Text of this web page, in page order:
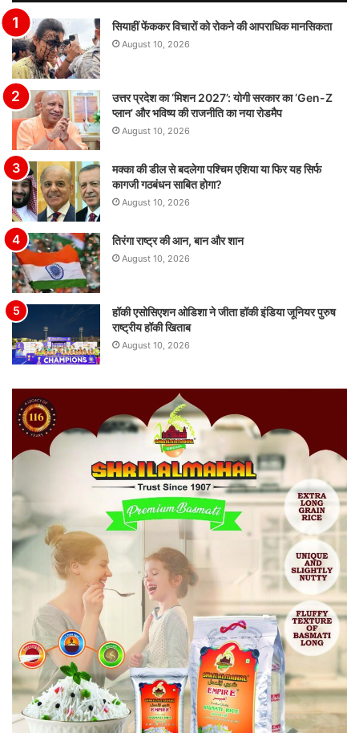
सियाहीं फेंककर विचारों को रोकने की आपराधिक मानसिकता
August 10, 2026
उत्तर प्रदेश का ‘मिशन 2027’: योगी सरकार का ‘Gen-Z
प्लान’ और भविष्य की राजनीति का नया रोडमैप
August 10, 2026
मक्का की डील से बदलेगा पश्चिम एशिया या फिर यह सिर्फ
कागजी गठबंधन साबित होगा?
August 10, 2026
तिरंगा राष्ट्र की आन, बान और शान
August 10, 2026
हॉकी एसोसिएशन ओडिशा ने जीता हॉकी इंडिया जूनियर पुरुष
राष्ट्रीय हॉकी खिताब
August 10, 2026